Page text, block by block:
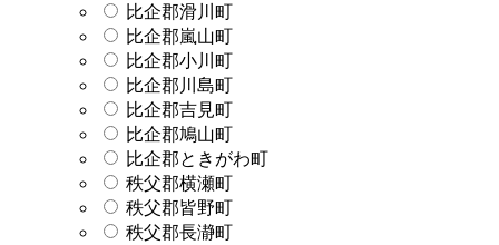
比企郡滑川町
比企郡嵐山町
比企郡小川町
比企郡川島町
比企郡吉見町
比企郡鳩山町
比企郡ときがわ町
秩父郡横瀬町
秩父郡皆野町
秩父郡長瀞町